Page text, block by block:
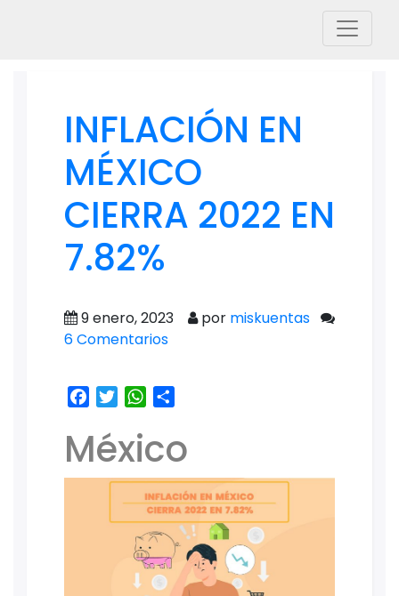
INFLACIÓN EN
MÉXICO
CIERRA 2022 EN
7.82%
9 enero, 2023 por miskuentas
6 Comentarios
Facebook
TwitterWhatsApp
México